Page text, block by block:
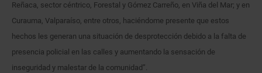
Reñaca, sector céntrico, Forestal y Gómez Carreño, en Viña del Mar; y en
Curauma, Valparaíso, entre otros, haciéndome presente que estos
hechos les generan una situación de desprotección debido a la falta de
presencia policial en las calles y aumentando la sensación de
inseguridad y malestar de la comunidad”.